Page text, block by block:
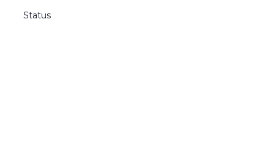
Status